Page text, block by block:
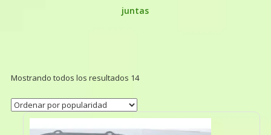
juntas
Mostrando todos los resultados 14